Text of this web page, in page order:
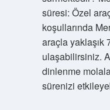
süresi: Özel
koşullarında
araçla yaklaşık
ulaşabilirsiniz.
dinlenme
sürenizi